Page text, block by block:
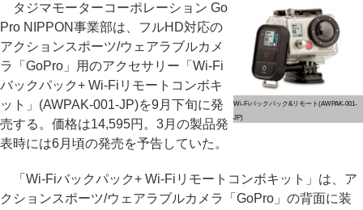
Wi-Fiバックパック&リモート(AWPAK-001-
JP)
タジマモーターコーポレーション Go
Pro NIPPON事業部は、フルHD対応の
アクションスポーツ/ウェアラブルカメ
ラ「GoPro」用のアクセサリー「Wi-Fi
バックパック+ Wi-Fiリモートコンボキ
ット」(AWPAK-001-JP)を9月下旬に発
売する。価格は14,595円。3月の製品発
表時には6月頃の発売を予告していた。
「Wi-Fiバックパック+ Wi-Fiリモートコンボキット」は、ア
クションスポーツ/ウェアラブルカメラ「GoPro」の背面に装